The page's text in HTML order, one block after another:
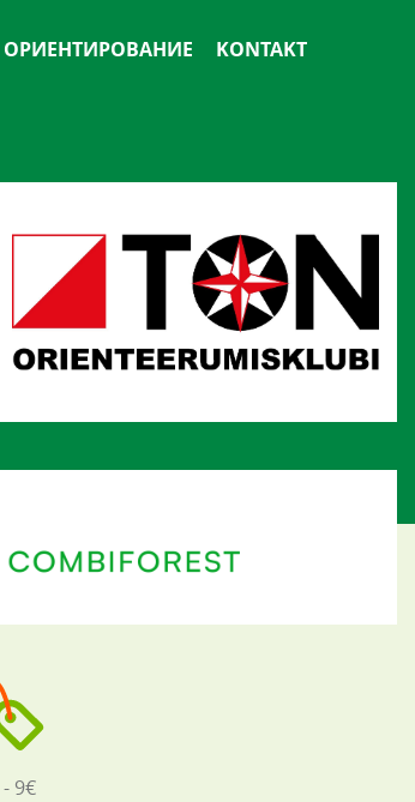
KONTAKT
- 9€